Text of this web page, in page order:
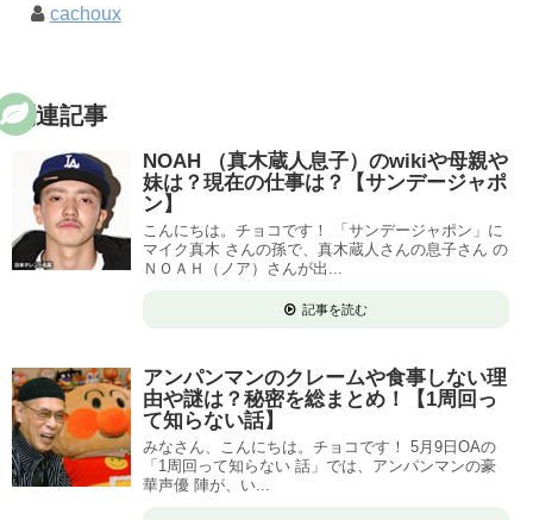
cachoux
関連記事
NOAH （真木蔵人息子）のwikiや母親や
妹は？現在の仕事は？【サンデージャポ
ン】
こんにちは。チョコです！ 「サンデージャポン」に
マイク真木 さんの孫で、真木蔵人さんの息子さん の
ＮＯＡＨ（ノア）さんが出...
記事を読む
アンパンマンのクレームや食事しない理
由や謎は？秘密を総まとめ！【1周回っ
て知らない話】
みなさん、こんにちは。チョコです！ 5月9日OAの
「1周回って知らない 話」では、アンパンマンの豪
華声優 陣が、い...